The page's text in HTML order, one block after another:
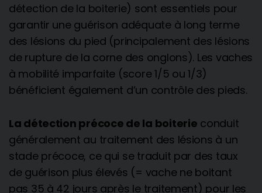
détection de la boiterie) sont essentiels pour
garantir une guérison adéquate à long terme
des lésions du pied (principalement des lésions
de rupture de la corne des onglons). Les vaches
à mobilité imparfaite (score 1/5 ou 1/3)
bénéficient également d’un contrôle des pieds.
La détection précoce de la boiterie conduit
généralement au traitement des lésions à un
stade précoce, ce qui se traduit par des taux
de guérison plus élevés (= vache ne boitant
pas 35 à 42 jours après le traitement) pour les